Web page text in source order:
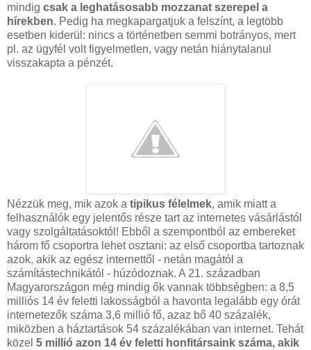
mindig csak a leghatásosabb mozzanat szerepel a
hírekben. Pedig ha megkapargatjuk a felszínt, a legtöbb
esetben kiderül: nincs a történetben semmi botrányos, mert
pl. az ügyfél volt figyelmetlen, vagy netán hiánytalanul
visszakapta a pénzét.
Nézzük meg, mik azok a tipikus félelmek, amik miatt a
felhasználók egy jelentős része tart az internetes vásárlástól
vagy szolgáltatásoktól! Ebből a szempontból az embereket
három fő csoportra lehet osztani: az első csoportba tartoznak
azok, akik az egész internettől - netán magától a
számítástechnikától - húzódoznak. A 21. században
Magyarországon még mindig ők vannak többségben: a 8,5
milliós 14 év feletti lakosságból a havonta legalább egy órát
internetezők száma 3,6 millió fő, azaz bő 40 százalék,
miközben a háztartások 54 százalékában van internet. Tehát
közel 5 millió azon 14 év feletti honfitársaink száma, akik